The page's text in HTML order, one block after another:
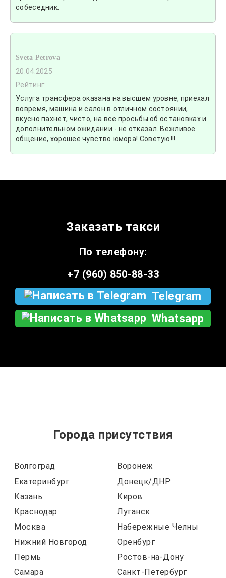
собеседник.
Sveta Petrova
20.04.2025
Рейтинг:
Услуга трансфера оказана на высшем уровне, приехал
вовремя, машина и салон в отличном состоянии,
вкусно пахнет, чисто, на все просьбы об остановках и
дополнительном ожидании - не отказал. Вежливое
общение, хорошее чувство юмора! Советую!!!
Заказать такси
По телефону:
+7 (960) 850-88-33
Telegram
Whatsapp
Города присутствия
Волгоград
Воронеж
Екатеринбург
Донецк/ДНР
Казань
Киров
Краснодар
Луганск
Москва
Набережные Челны
Нижний Новгород
Оренбург
Пермь
Ростов-на-Дону
Самара
Санкт-Петербург